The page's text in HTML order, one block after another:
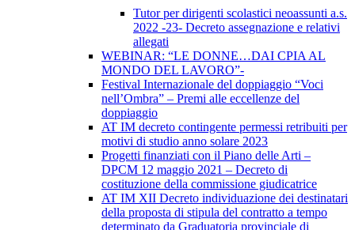
Tutor per dirigenti scolastici neoassunti a.s.
2022 -23- Decreto assegnazione e relativi
allegati
WEBINAR: “LE DONNE…DAI CPIA AL
MONDO DEL LAVORO”-
Festival Internazionale del doppiaggio “Voci
nell’Ombra” – Premi alle eccellenze del
doppiaggio
AT IM decreto contingente permessi retribuiti per
motivi di studio anno solare 2023
Progetti finanziati con il Piano delle Arti –
DPCM 12 maggio 2021 – Decreto di
costituzione della commissione giudicatrice
AT IM XII Decreto individuazione dei destinatari
della proposta di stipula del contratto a tempo
determinato da Graduatoria provinciale di